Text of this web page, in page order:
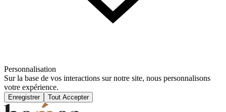
Personnalisation
Sur la base de vos interactions sur notre site, nous personnalisons
votre expérience.
Enregistrer Tout Accepter